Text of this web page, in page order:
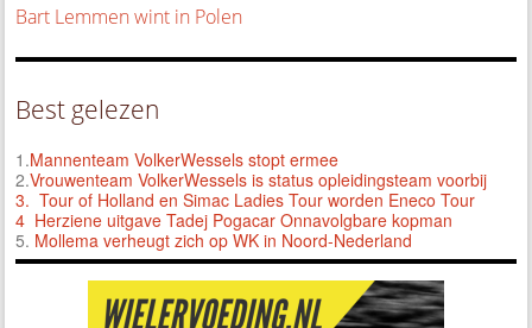
Bart Lemmen wint in Polen
Best gelezen
1.Mannenteam VolkerWessels stopt ermee
2.Vrouwenteam VolkerWessels is status opleidingsteam voorbij
3. Tour of Holland en Simac Ladies Tour worden Eneco Tour
4 Herziene uitgave Tadej Pogacar Onnavolgbare kopman
5. Mollema verheugt zich op WK in Noord-Nederland